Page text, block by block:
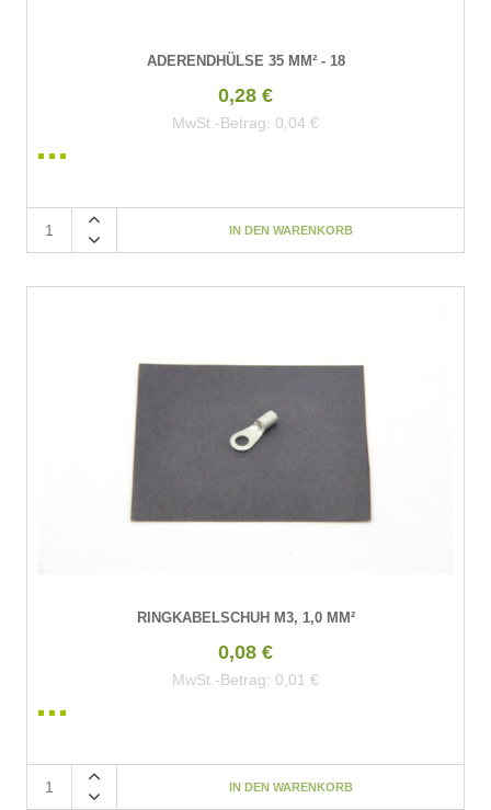
ADERENDHÜLSE 35 MM² - 18
0,28 €
MwSt.-Betrag: 0,04 €
RINGKABELSCHUH M3, 1,0 MM²
0,08 €
MwSt.-Betrag: 0,01 €